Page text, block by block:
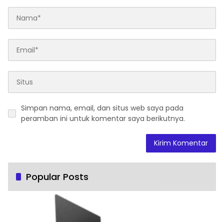
Simpan nama, email, dan situs web saya pada
peramban ini untuk komentar saya berikutnya.
Popular Posts